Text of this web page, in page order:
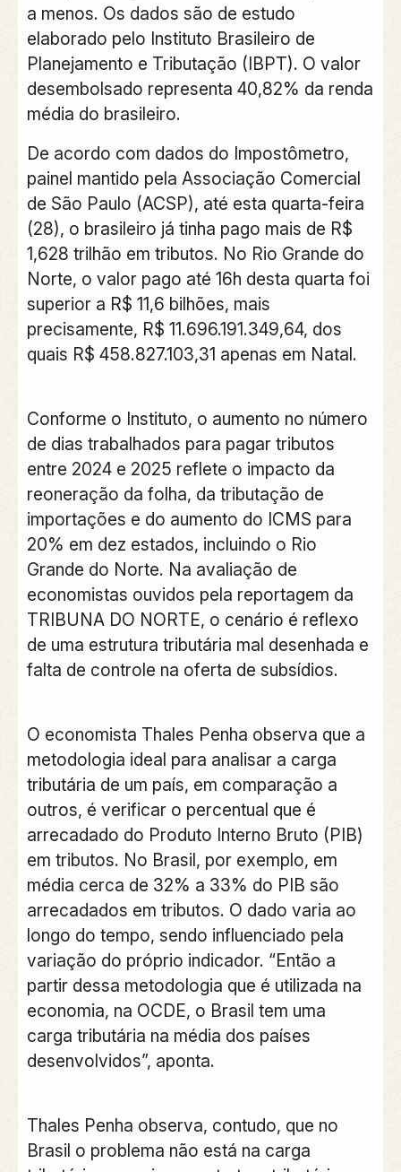
a menos. Os dados são de estudo
elaborado pelo Instituto Brasileiro de
Planejamento e Tributação (IBPT). O valor
desembolsado representa 40,82% da renda
média do brasileiro.
De acordo com dados do Impostômetro,
painel mantido pela Associação Comercial
de São Paulo (ACSP), até esta quarta-feira
(28), o brasileiro já tinha pago mais de R$
1,628 trilhão em tributos. No Rio Grande do
Norte, o valor pago até 16h desta quarta foi
superior a R$ 11,6 bilhões, mais
precisamente, R$ 11.696.191.349,64, dos
quais R$ 458.827.103,31 apenas em Natal.
Conforme o Instituto, o aumento no número
de dias trabalhados para pagar tributos
entre 2024 e 2025 reflete o impacto da
reoneração da folha, da tributação de
importações e do aumento do ICMS para
20% em dez estados, incluindo o Rio
Grande do Norte. Na avaliação de
economistas ouvidos pela reportagem da
TRIBUNA DO NORTE, o cenário é reflexo
de uma estrutura tributária mal desenhada e
falta de controle na oferta de subsídios.
O economista Thales Penha observa que a
metodologia ideal para analisar a carga
tributária de um país, em comparação a
outros, é verificar o percentual que é
arrecadado do Produto Interno Bruto (PIB)
em tributos. No Brasil, por exemplo, em
média cerca de 32% a 33% do PIB são
arrecadados em tributos. O dado varia ao
longo do tempo, sendo influenciado pela
variação do próprio indicador. “Então a
partir dessa metodologia que é utilizada na
economia, na OCDE, o Brasil tem uma
carga tributária na média dos países
desenvolvidos”, aponta.
Thales Penha observa, contudo, que no
Brasil o problema não está na carga